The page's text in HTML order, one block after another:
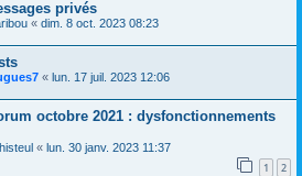
privés
« dim. 8 oct. 2023 08:23
« lun. 17 juil. 2023 12:06
octobre 2021 : dysfonctionnements
« lun. 30 janv. 2023 11:37
1 2